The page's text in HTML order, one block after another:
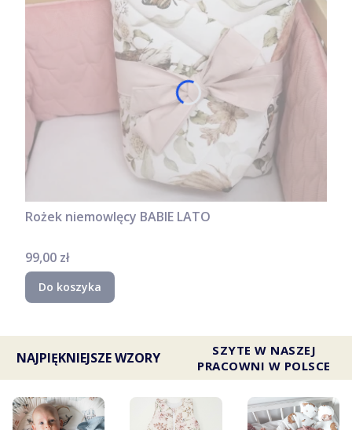
Rożek niemowlęcy BABIE LATO
Cena
99,00 zł
Do koszyka
NAJPIĘKNIEJSZE WZORY
SZYTE W NASZEJ
PRACOWNI W POLSCE